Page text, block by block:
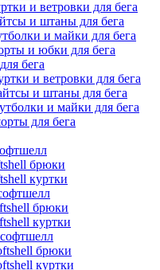
и ветровки для бега
и штаны для бега
и майки для бега
и юбки для бега
бега
и ветровки для бега
и штаны для бега
и майки для бега
для бега
брюки
куртки
брюки
куртки
брюки
куртки